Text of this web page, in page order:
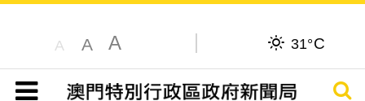
A A A 31°C
搜尋